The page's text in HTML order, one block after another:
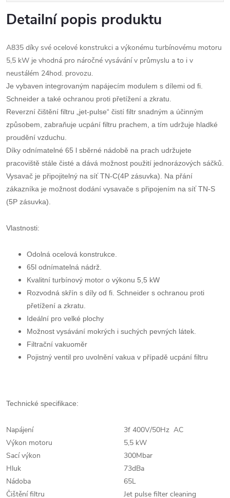
Detailní popis produktu
A835 díky své ocelové konstrukci a výkonému turbínovému motoru
5,5 kW je vhodná pro náročné vysávání v průmyslu a to i v
neustálém 24hod. provozu.
Je vybaven integrovaným napájecím modulem s dílemi od fi.
Schneider a také ochranou proti přetížení a zkratu.
Reverzní čištění filtru „jet-pulse“ čistí filtr snadným a účinným
způsobem, zabraňuje ucpání filtru prachem, a tím udržuje hladké
proudění vzduchu.
Díky odnímatelné 65 l sběrné nádobě na prach udržujete
pracoviště stále čisté a dává možnost použití jednorázových sáčků.
Vysavač je připojitelný na síť TN-C(4P zásuvka). Na přání
zákazníka je možnost dodání vysavače s připojením na síť TN-S
(5P zásuvka).
Vlastnosti:
Odolná ocelová konstrukce.
65l odnímatelná nádrž.
Kvalitní turbínový motor o výkonu 5,5 kW
Rozvodná skřín s díly od fi. Schneider s ochranou proti
přetížení a zkratu.
Ideální pro velké plochy
Možnost vysávání mokrých i suchých pevných látek.
Filtrační vakuoměr
Pojistný ventil pro uvolnění vakua v případě ucpání filtru
Technické specifikace:
Napájení
3f 400V/50Hz AC
Výkon motoru
5,5 kW
Sací výkon
300Mbar
Hluk
73dBa
Nádoba
65L
Čištění filtru
Jet pulse filter cleaning